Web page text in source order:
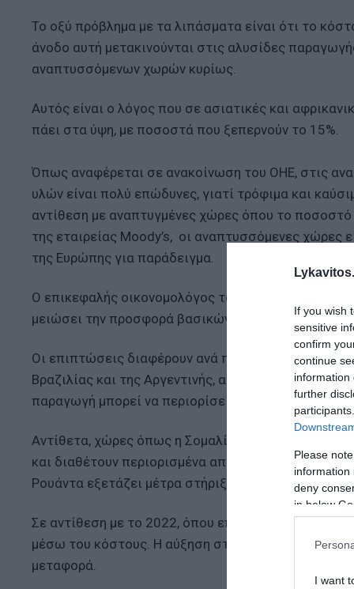
If you wish
sensitive
confirm
continue
information
further
Please
information
deny
in below
I want
Το οξύ πρόβλημα με τα λιπάσματα είναι ότι το
άνοδο αυτή μετακινούνται στις αλυσίδες
αναπτυσσόμενων χωρών κυρίως.
Αυτός είναι ο λόγος που σε ασιατικές και
πάει στα ύψη, με ποσοστά που ξεπερνούν το 15%.
Όπως αναφέρεται σε ανακοίνωση του ΟΗΕ, στις
υλών είναι πολύ επώδυνες, γιατί τρόφιμα και
αντίθεση με αναπτυγμένες χώρες όπου το
της εταιρείας Moody’s, οι αναπτυσσόμενες χώρες
της Ευρώπης για παράδειγμα.
Ο επικεφαλής οικονομολόγος του FAO, Maximo
μειώσει την προσφορά βασικών προϊόντων, όπως
Οι επιπτώσεις διαφέρουν ανά περιοχή. Η Λατινική
Βραζιλίας και της Αργεντινής, αν και υπάρχουν
παραγωγή μπορεί να περιορίσει τις επιπτώσεις.
Αντίθετα, χώρες όπως η Σομαλία, το Μπαγκλαντές,
και διαθέτουν περιορισμένα αποθέματα. Στην
Ρουάντα εξετάζει μέτρα στήριξης του αγροτικού
Σε αντίθεση με το 2022, όπου επηρεάστηκαν
μέσω του κόστους. Η αύξηση στις τιμές ενέργειας,
μεταφορά.